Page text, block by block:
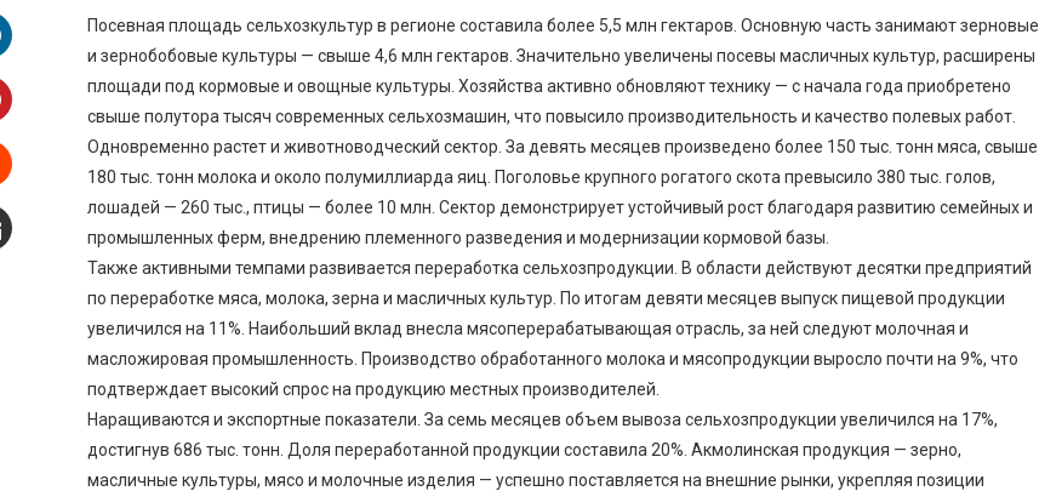
Посевная площадь сельхозкультур в регионе составила более 5,5 млн гектаров. Основную часть занимают зерновые
и зернобобовые культуры — свыше 4,6 млн гектаров. Значительно увеличены посевы масличных культур, расширены
площади под кормовые и овощные культуры. Хозяйства активно обновляют технику — с начала года приобретено
свыше полутора тысяч современных сельхозмашин, что повысило производительность и качество полевых работ.
Одновременно растет и животноводческий сектор. За девять месяцев произведено более 150 тыс. тонн мяса, свыше
180 тыс. тонн молока и около полумиллиарда яиц. Поголовье крупного рогатого скота превысило 380 тыс. голов,
лошадей — 260 тыс., птицы — более 10 млн. Сектор демонстрирует устойчивый рост благодаря развитию семейных и
промышленных ферм, внедрению племенного разведения и модернизации кормовой базы.
Также активными темпами развивается переработка сельхозпродукции. В области действуют десятки предприятий
по переработке мяса, молока, зерна и масличных культур. По итогам девяти месяцев выпуск пищевой продукции
увеличился на 11%. Наибольший вклад внесла мясоперерабатывающая отрасль, за ней следуют молочная и
масложировая промышленность. Производство обработанного молока и мясопродукции выросло почти на 9%, что
подтверждает высокий спрос на продукцию местных производителей.
Наращиваются и экспортные показатели. За семь месяцев объем вывоза сельхозпродукции увеличился на 17%,
достигнув 686 тыс. тонн. Доля переработанной продукции составила 20%. Акмолинская продукция — зерно,
масличные культуры, мясо и молочные изделия — успешно поставляется на внешние рынки, укрепляя позиции